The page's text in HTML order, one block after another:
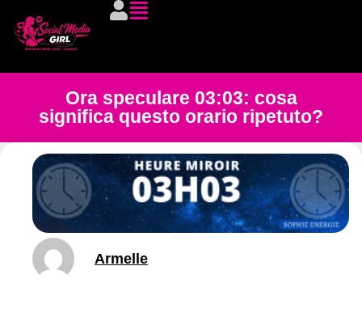
Ora speculare 03:03: cosa
significa questo orario ripetuto?
Armelle